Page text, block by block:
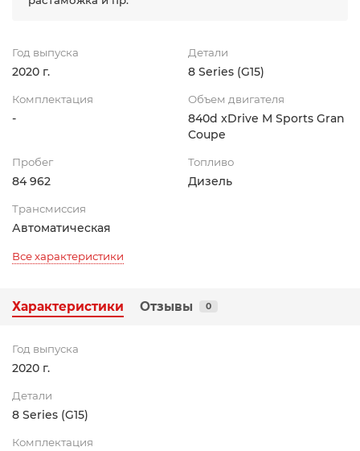
Год выпуска
2020 г.
Детали
8 Series (G15)
Комплектация
-
Объем двигателя
840d xDrive M Sports Gran
Coupe
Пробег
84 962
Топливо
Дизель
Трансмиссия
Автоматическая
Все характеристики
Характеристики Отзывы 0
Год выпуска
2020 г.
Детали
8 Series (G15)
Комплектация